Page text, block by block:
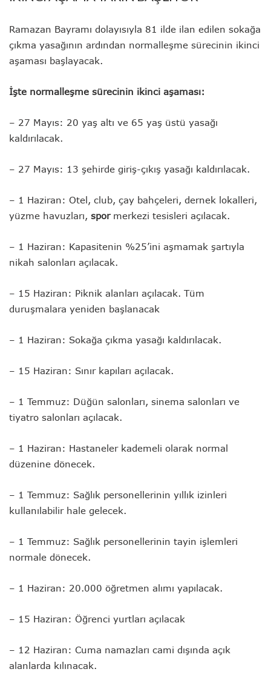
Ramazan Bayramı dolayısıyla 81 ilde ilan edilen sokağa
çıkma yasağının ardından normalleşme sürecinin ikinci
aşaması başlayacak.
İşte normalleşme sürecinin ikinci aşaması:
– 27 Mayıs: 20 yaş altı ve 65 yaş üstü yasağı
kaldırılacak.
– 27 Mayıs: 13 şehirde giriş-çıkış yasağı kaldırılacak.
– 1 Haziran: Otel, club, çay bahçeleri, dernek lokalleri,
yüzme havuzları, spormerkezi tesisleri açılacak.
– 1 Haziran: Kapasitenin %25’ini aşmamak şartıyla
nikah salonları açılacak.
– 15 Haziran: Piknik alanları açılacak. Tüm
duruşmalara yeniden başlanacak
– 1 Haziran: Sokağa çıkma yasağı kaldırılacak.
– 15 Haziran: Sınır kapıları açılacak.
– 1 Temmuz: Düğün salonları, sinema salonları ve
tiyatro salonları açılacak.
– 1 Haziran: Hastaneler kademeli olarak normal
düzenine dönecek.
– 1 Temmuz: Sağlık personellerinin yıllık izinleri
kullanılabilir hale gelecek.
– 1 Temmuz: Sağlık personellerinin tayin işlemleri
normale dönecek.
– 1 Haziran: 20.000 öğretmen alımı yapılacak.
– 15 Haziran: Öğrenci yurtları açılacak
– 12 Haziran: Cuma namazları cami dışında açık
alanlarda kılınacak.